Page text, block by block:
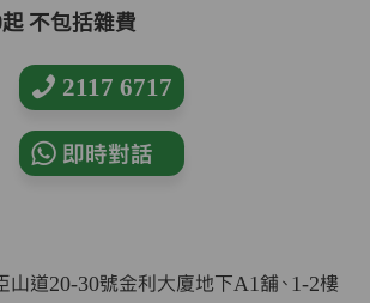
不包括雜費
2117 6717
即時對話
山道20-30號金利大廈地下A1舖、1-2樓